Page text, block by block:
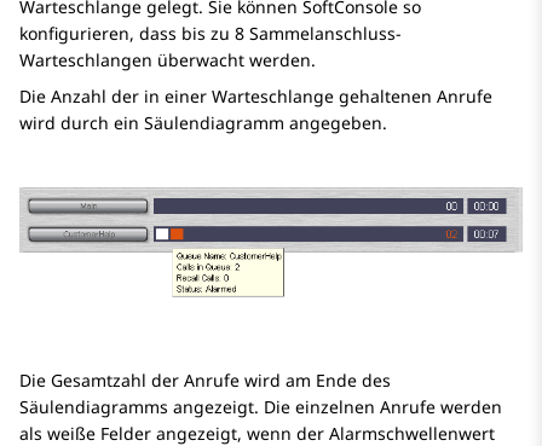
Warteschlange gelegt. Sie können SoftConsole so
konfigurieren, dass bis zu 8 Sammelanschluss-
Warteschlangen überwacht werden.
Die Anzahl der in einer Warteschlange gehaltenen Anrufe
wird durch ein Säulendiagramm angegeben.
Die Gesamtzahl der Anrufe wird am Ende des
Säulendiagramms angezeigt. Die einzelnen Anrufe werden
als weiße Felder angezeigt, wenn der Alarmschwellenwert